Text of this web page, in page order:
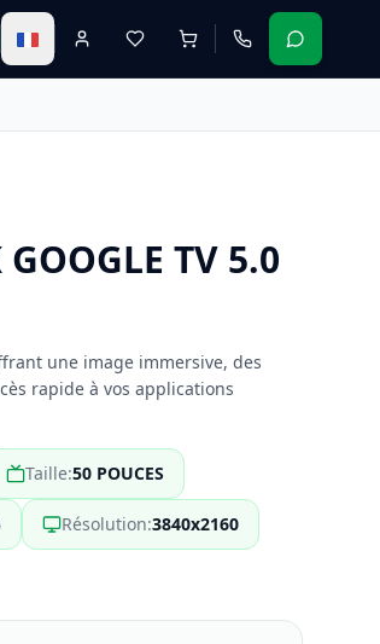
TV 5.0
une image immersive, des
rapide à vos applications
Taille:50 POUCES
Résolution:3840x2160